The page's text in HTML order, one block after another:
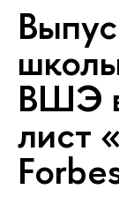
ВШЭ
лист